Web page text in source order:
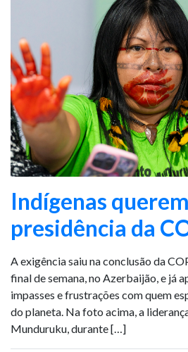
Indígenas
presidência da
A exigência saiu na conclusão da
final de semana, no Azerbaijão, e já
impasses e frustrações com quem
do planeta. Na foto acima, a
Munduruku, durante […]